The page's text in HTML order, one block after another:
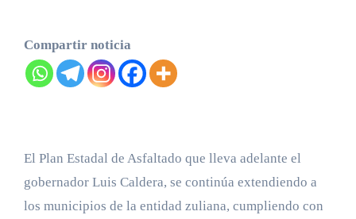
Compartir noticia
El Plan Estadal de Asfaltado que lleva adelante el
gobernador Luis Caldera, se continúa extendiendo a
los municipios de la entidad zuliana, cumpliendo con